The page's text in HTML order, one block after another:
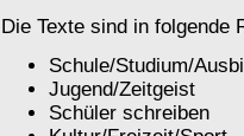
Die Texte sind in folgende
Schule/Studium/
Jugend/Zeitgeist
Schüler schreiben